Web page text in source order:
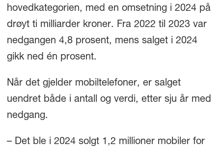
hovedkategorien, med en omsetning i 2024 på
drøyt ti milliarder kroner. Fra 2022 til 2023 var
nedgangen 4,8 prosent, mens salget i 2024
gikk ned én prosent.
Når det gjelder mobiltelefoner, er salget
uendret både i antall og verdi, etter sju år med
nedgang.
– Det ble i 2024 solgt 1,2 millioner mobiler for